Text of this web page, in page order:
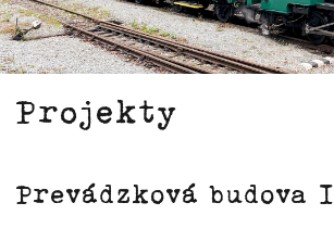
Projekty
Prevádzková budova